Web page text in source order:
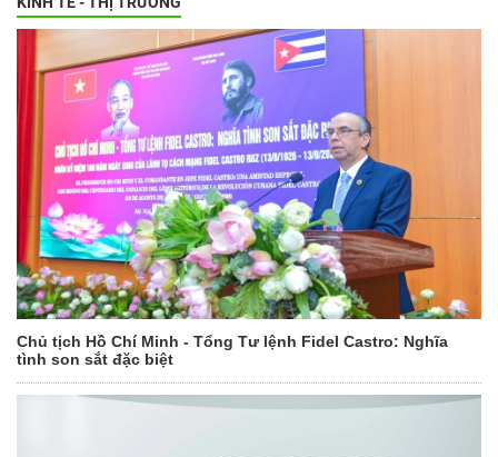
Chủ tịch Hồ Chí Minh - Tổng Tư lệnh Fidel Castro: Nghĩa
tình son sắt đặc biệt